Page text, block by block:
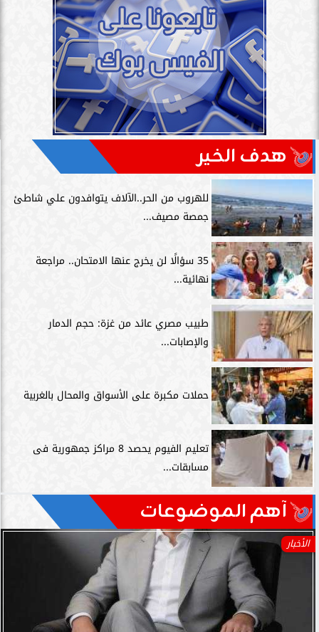
هدف الخير
للهروب من الحر..الآلاف يتوافدون علي شاطئ
جمصة مصيف...
35 سؤالًا لن يخرج عنها الامتحان.. مراجعة
نهائية...
طبيب مصري عائد من غزة: حجم الدمار
والإصابات...
حملات مكبرة على الأسواق والمحال بالغربية
تعليم الفيوم يحصد 8 مراكز جمهورية فى
مسابقات...
آهم الموضوعات
الأخبار